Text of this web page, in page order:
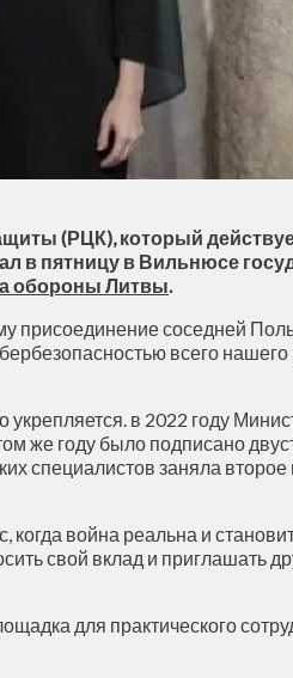
(РЦК), который
в пятницу в Вильнюсе
обороны Литвы.
присоединение соседней
всего
в 2022 году
же году было подписано
специалистов заняла
война реальна и
свой вклад и приглашать
для практического